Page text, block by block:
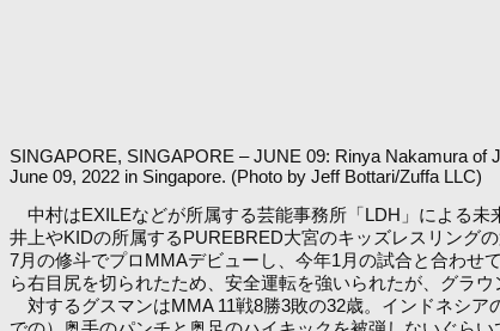
SINGAPORE, SINGAPORE – JUNE 09: Rinya Nakamura of
June 09, 2022 in Singapore. (Photo by Jeff Bottari/Zuffa LLC)
中村はEXILEなどが所属する芸能事務所「LDH」による未
井上やKIDの所属するPUREBRED大宮のキッズレスリング
7月の修斗でプロMMAデビューし、今年1月の試合と合わせ
ら右目尻を切られたため、安全運転を強いられたが、グラウ
対するグスマンはMMA 11戦8勝3敗の32歳。インドネシア